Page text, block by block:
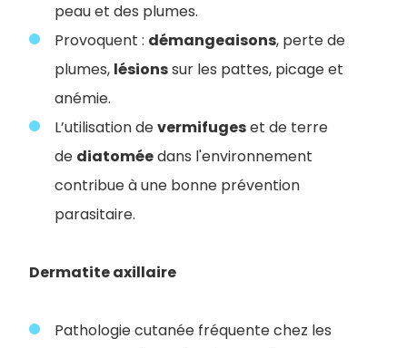
peau et des plumes.
Provoquent : démangeaisons, perte de
plumes, lésionssur les pattes, picage et
anémie.
L’utilisation devermifugeset de terre
de diatoméedans l'environnement
contribue à une bonne prévention
parasitaire.
Dermatite axillaire
Pathologie cutanée fréquente chez les